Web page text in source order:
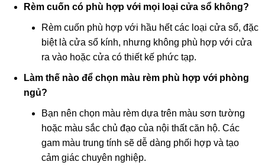
Rèm cuốn có phù hợp với mọi loại cửa sổ không?
Rèm cuốn phù hợp với hầu hết các loại cửa sổ, đặc
biệt là cửa sổ kính, nhưng không phù hợp với cửa
ra vào hoặc cửa có thiết kế phức tạp.
Làm thế nào để chọn màu rèm phù hợp với phòng
ngủ?
Bạn nên chọn màu rèm dựa trên màu sơn tường
hoặc màu sắc chủ đạo của nội thất căn hộ. Các
gam màu trung tính sẽ dễ dàng phối hợp và tạo
cảm giác chuyên nghiệp.